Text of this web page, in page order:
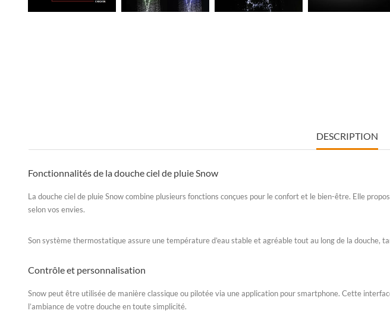
DESCRIPTION
Fonctionnalités de la douche ciel de pluie Snow
La douche ciel de pluie Snowcombine plusieurs fonctions conçues pour le confort et le bien-être. Elle
selon vos envies.
Son système thermostatique assure une température d’eau stable et agréable tout au long de la douche,
Contrôle et personnalisation
Snow peut être utilisée de manière classique ou pilotée via une application pour smartphone. Cette
l’ambiance de votre douche en toute simplicité.